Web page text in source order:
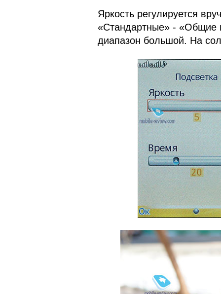
Яркость регулируется
«Стандартные» - «Общие
диапазон большой. На